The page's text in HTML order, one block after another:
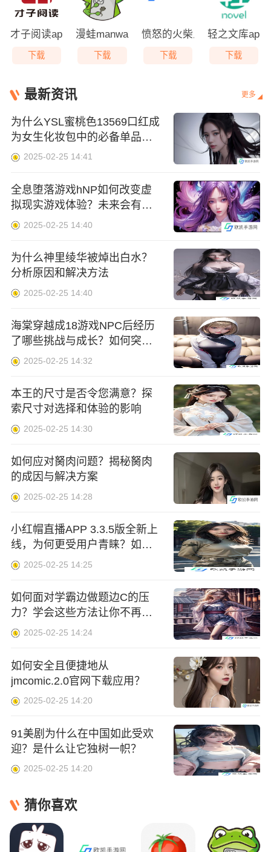
才子阅读app下载
下载
漫蛙manwa免费版
下载
愤怒的火柴人2手机版
下载
轻之文库app
下载
最新资讯 更多
为什么YSL蜜桃色13569口红成
为女生化妆包中的必备单品？
揭秘其不为人知的魅力！
2025-02-25 14:41
全息堕落游戏hNP如何改变虚
拟现实游戏体验？未来会有哪
些技术革新？
2025-02-25 14:40
为什么神里绫华被焯出白水？
分析原因和解决方法
2025-02-25 14:40
海棠穿越成18游戏NPC后经历
了哪些挑战与成长？如何突破
系统设定成为独特角色？
2025-02-25 14:32
本王的尺寸是否令您满意？探
索尺寸对选择和体验的影响
2025-02-25 14:30
如何应对胬肉问题？揭秘胬肉
的成因与解决方案
2025-02-25 14:28
小红帽直播APP 3.3.5版全新上
线，为何更受用户青睐？如何
下载及体验更佳？
2025-02-25 14:25
如何面对学霸边做题边C的压
力？学会这些方法让你不再焦
虑 2025-02-25 14:24
如何安全且便捷地从
jmcomic.2.0官网下载应用？
2025-02-25 14:20
91美剧为什么在中国如此受欢
迎？是什么让它独树一帜？
2025-02-25 14:20
猜你喜欢